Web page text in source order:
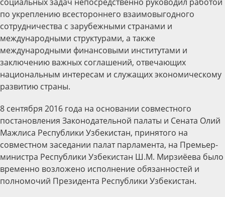
по укреплению всестороннего взаимовыгодного
сотрудничества с зарубежными странами и
международными структурами, а также
международными финансовыми институтами и
заключению важных соглашений, отвечающих
национальным интересам и служащих экономическому
развитию страны.
8 сентября 2016 года на основании совместного
постановления Законодательной палаты и Сената Олий
Мажлиса Республики Узбекистан, принятого на
совместном заседании палат парламента, на Премьер-
министра Республики Узбекистан Ш.М. Мирзиёева было
временно возложено исполнение обязанностей и
полномочий Президента Республики Узбекистан.